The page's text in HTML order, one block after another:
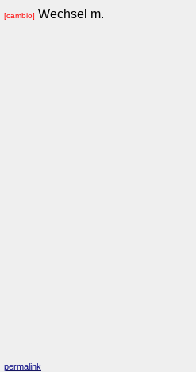
[cambio] Wechsel m.
permalink